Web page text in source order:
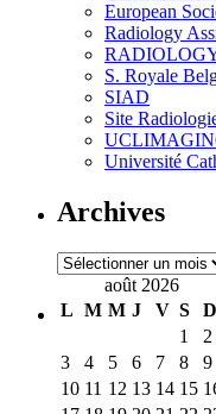
European
Radiology
S. Royale
SIAD
Site
Université
Archives
Archives
août 2026
L M M J V S
D
1
2
3
4 5 6 7 8
9
10 11 12 13 14 15